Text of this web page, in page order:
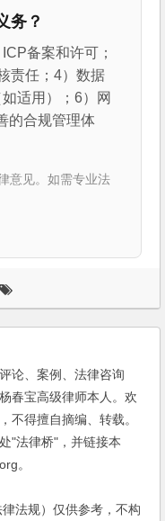
务？
备案和许可；
责任；4）数据
适用）；6）网
的合规管理体
意见。如需专业法
论、案例、法律咨询
春宝高级律师本人。欢
不得擅自摘编、转载。
"法律桥"，并链接本
。
法规）仅供参考，不构